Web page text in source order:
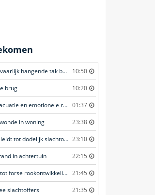
Brandweer verwijdert gevaarlijk hangende tak boven fietspad 10:50
brug 10:20
Woningbrand leidt tot evacuatie en emotionele redding van kat 01:37
in woning 23:38
Uitslaande woningbrand leidt tot dodelijk slachtoffer 23:10
in achtertuin 22:15
Brand in flatwoning leidt tot forse rookontwikkeling 21:45
slachtoffers 21:35